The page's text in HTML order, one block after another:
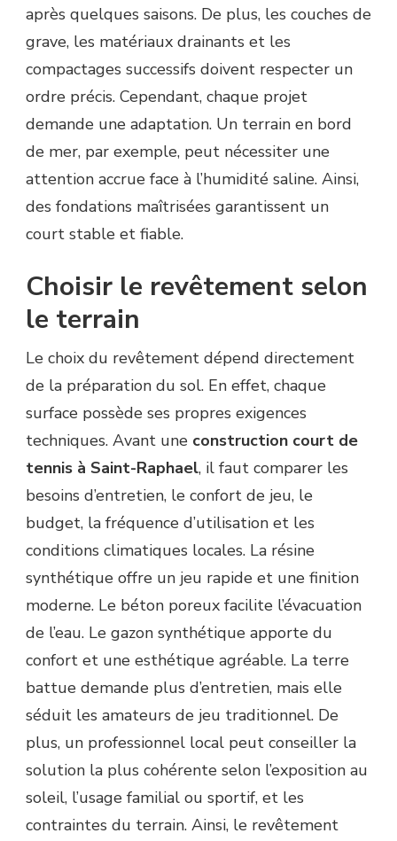
après quelques saisons. De plus, les couches de
grave, les matériaux drainants et les
compactages successifs doivent respecter un
ordre précis. Cependant, chaque projet
demande une adaptation. Un terrain en bord
de mer, par exemple, peut nécessiter une
attention accrue face à l’humidité saline. Ainsi,
des fondations maîtrisées garantissent un
court stable et fiable.
Choisir le revêtement selon
le terrain
Le choix du revêtement dépend directement
de la préparation du sol. En effet, chaque
surface possède ses propres exigences
techniques. Avant une construction court de
tennis à Saint-Raphael, il faut comparer les
besoins d’entretien, le confort de jeu, le
budget, la fréquence d’utilisation et les
conditions climatiques locales. La résine
synthétique offre un jeu rapide et une finition
moderne. Le béton poreux facilite l’évacuation
de l’eau. Le gazon synthétique apporte du
confort et une esthétique agréable. La terre
battue demande plus d’entretien, mais elle
séduit les amateurs de jeu traditionnel. De
plus, un professionnel local peut conseiller la
solution la plus cohérente selon l’exposition au
soleil, l’usage familial ou sportif, et les
contraintes du terrain. Ainsi, le revêtement